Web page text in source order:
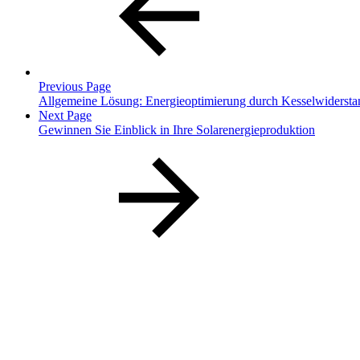
Previous Page
Allgemeine Lösung: Energieoptimierung durch
Next Page
Gewinnen Sie Einblick in Ihre Solarenergieproduktion